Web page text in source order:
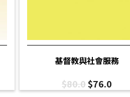
基督教與社會服務
$80.0$76.0